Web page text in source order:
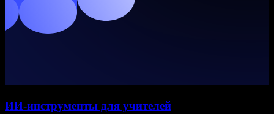
ИИ‑инструменты для учителей